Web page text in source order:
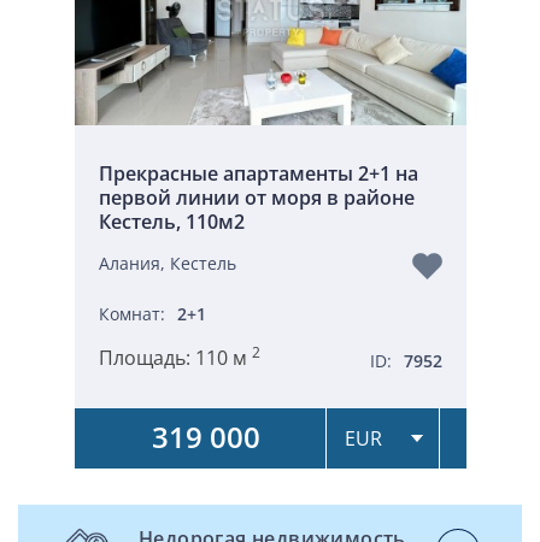
Прекрасные апартаменты 2+1 на
первой линии от моря в районе
Кестель, 110м2
Алания, Кестель
Комнат: 2+1
Площадь: 110 м 2 ID: 7952
319 000